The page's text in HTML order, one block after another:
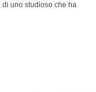
di uno studioso che ha